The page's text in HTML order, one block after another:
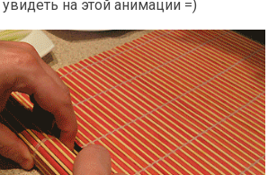
на этой анимации =)